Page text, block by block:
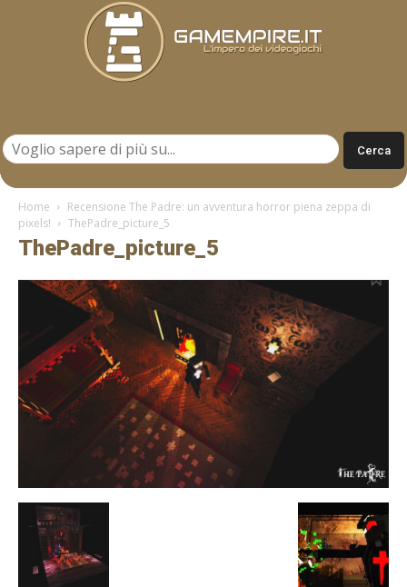
Home
Recensione The Padre: un avventura horror piena zeppa di
pixels!
ThePadre_picture_5
ThePadre_picture_5